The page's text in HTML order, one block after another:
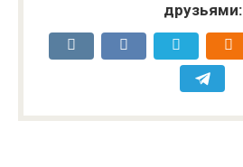
друзьями: